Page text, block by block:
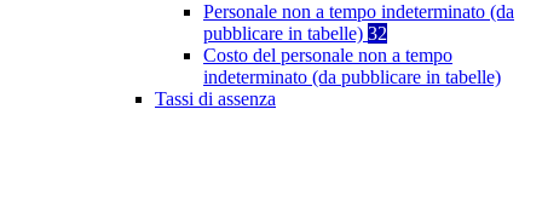
Personale non a tempo indeterminato (da
pubblicare in tabelle) 32
Costo del personale non a tempo
indeterminato (da pubblicare in tabelle)
Tassi di assenza